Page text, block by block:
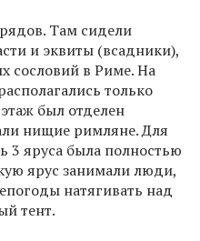
Там сидели
и эквиты (всадники),
сословий в Риме. На
только
был отделен
нищие римляне. Для
3 яруса была полностью
ярус занимали люди,
натягивать над
тент.